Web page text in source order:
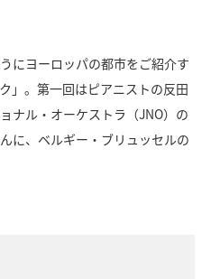
にヨーロッパの都市をご紹介す
」。第一回はピアニストの反田
ナル・オーケストラ（JNO）の
に、ベルギー・ブリュッセルの